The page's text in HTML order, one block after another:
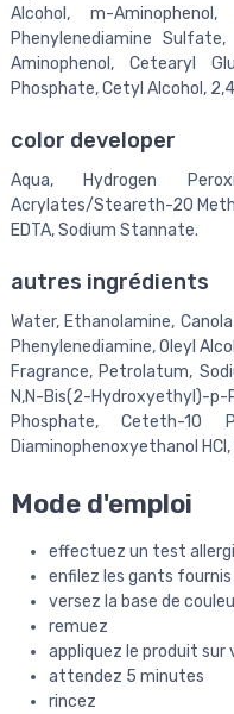
Alcohol, m-
Phenylenediamine
Aminophenol, Cetearyl
Phosphate, Cetyl Alcohol,
color developer
Aqua, Hydrogen
Acrylates/Steareth-20
EDTA, Sodium Stannate.
autres ingrédients
Water, Ethanolamine,
Phenylenediamine, Oleyl
Fragrance, Petrolatum,
N,N-Bis(2-
Phosphate, Ceteth-10
Diaminophenoxyethanol
Mode d'emploi
effectuez un test
enfilez les gants fournis
versez la base de
remuez
appliquez le produit sur
attendez 5 minutes
rincez